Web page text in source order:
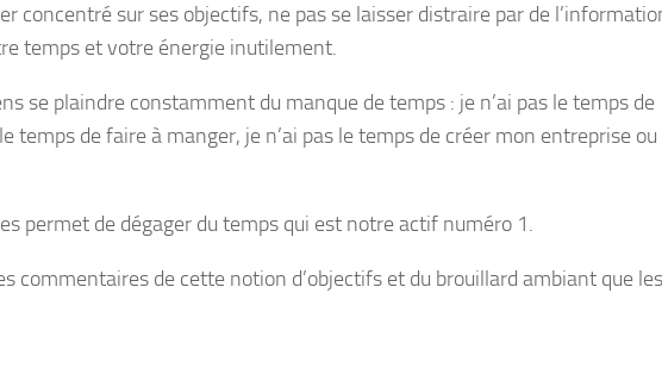
concentré sur ses objectifs, ne pas se laisser distraire par de
temps et votre énergie inutilement.
se plaindre constamment du manque de temps : je n’ai pas le temps de
temps de faire à manger, je n’ai pas le temps de créer mon entreprise ou
permet de dégager du temps qui est notre actif numéro 1.
commentaires de cette notion d’objectifs et du brouillard ambiant que les